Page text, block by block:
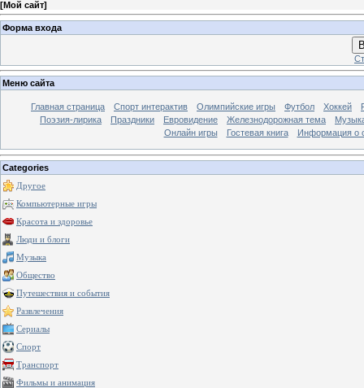
[Мой сайт]
Форма входа
Меню сайта
Главная страница Спорт интерактив Олимпийские игры Футбол Хоккей
Поэзия-лирика
Праздники Евровидение Железнодорожная тема
Онлайн игры
Гостевая книга Информация о
Categories
Другое
Компьютерные игры
Красота и здоровье
Люди и блоги
Музыка
Общество
Путешествия и события
Развлечения
Сериалы
Спорт
Транспорт
Фильмы и анимация